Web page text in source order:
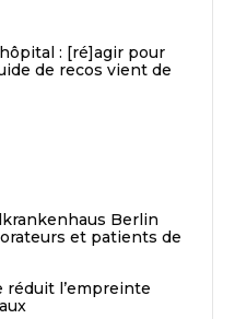
: [ré]agir pour
de recos vient de
Berlin
et patients de
réduit l’empreinte